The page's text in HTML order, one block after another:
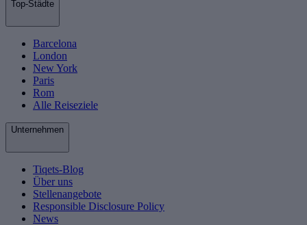
Top-Städte
Barcelona
London
New York
Paris
Rom
Alle Reiseziele
Unternehmen
Tiqets-Blog
Über uns
Stellenangebote
Responsible Disclosure Policy
News